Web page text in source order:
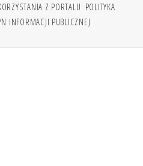
Z PORTALU POLITYKA
INFORMACJI PUBLICZNEJ